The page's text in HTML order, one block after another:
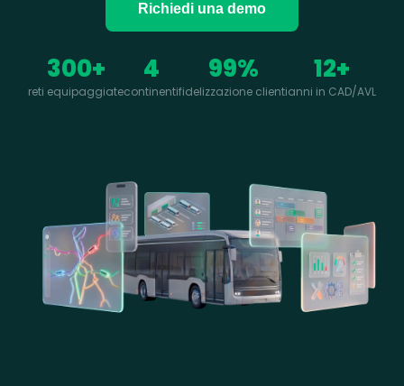
Richiedi una demo
300+
reti equipaggiate
4
continenti
99%
fidelizzazione clienti
12+
anni in CAD/AVL